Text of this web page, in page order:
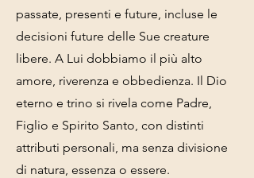
passate, presenti e future, incluse le
decisioni future delle Sue creature
libere. A Lui dobbiamo il più alto
amore, riverenza e obbedienza. Il Dio
eterno e trino si rivela come Padre,
Figlio e Spirito Santo, con distinti
attributi personali, ma senza divisione
di natura, essenza o essere.